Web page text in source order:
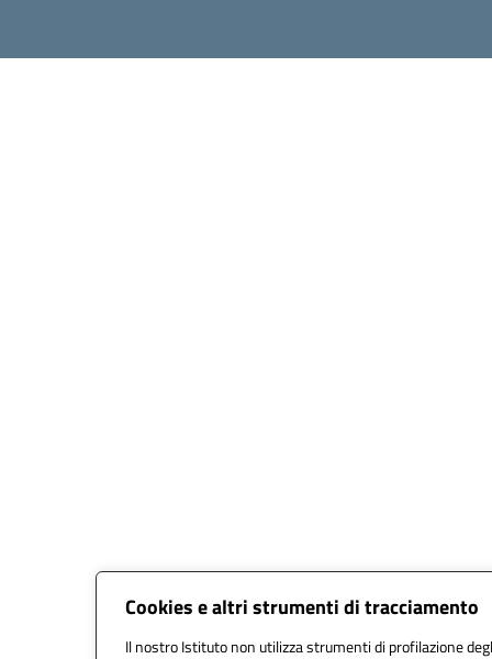
Cookies e altri strumenti di tracciamento
Il nostro Istituto non utilizza strumenti di profilazione